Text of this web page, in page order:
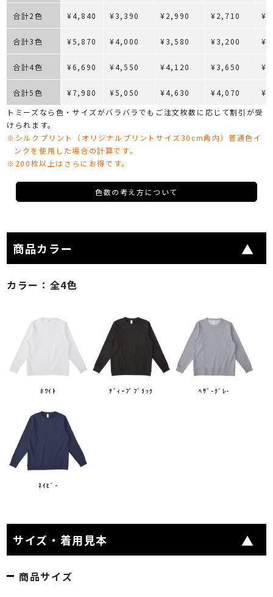
合計2色 ¥4,840 ¥3,390 ¥2,990 ¥2,710
合計3色 ¥5,870 ¥4,000 ¥3,580 ¥3,200
合計4色 ¥6,690 ¥4,550 ¥4,120 ¥3,650
合計5色 ¥7,980 ¥5,050 ¥4,630 ¥4,070
トミーズなら色・サイズがバラバラでもご注文枚数に応じて割引が受
けられます。
※シルクプリント（オリジナルプリントサイズ30cm角内）普通色イ
ンクを使用した場合の計算です。
※200枚以上はさらにお得です。
色数の考え方について
商品カラー
カラー： 全4色
ﾎﾜｲﾄ ﾃﾞｨｰﾌﾟﾌﾞﾗｯｸ ﾍｻﾞ-ｸﾞﾚ-
ﾈｲﾋﾞ-
サイズ・着用見本
商品サイズ